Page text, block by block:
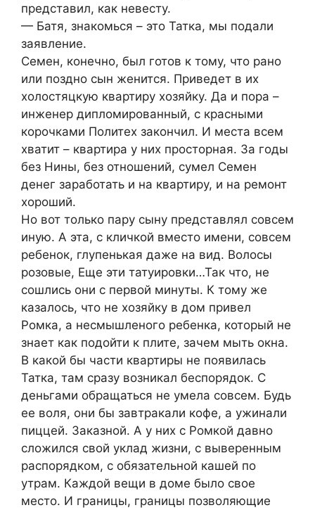
представил, как невесту.
— Батя, знакомься – это Татка, мы подали
заявление.
Семен, конечно, был готов к тому, что рано
или поздно сын женится. Приведет в их
холостяцкую квартиру хозяйку. Да и пора –
инженер дипломированный, с красными
корочками Политех закончил. И места всем
хватит – квартира у них просторная. За годы
без Нины, без отношений, сумел Семен
денег заработать и на квартиру, и на ремонт
хороший.
Но вот только пару сыну представлял совсем
иную. А эта, с кличкой вместо имени, совсем
ребенок, глупенькая даже на вид. Волосы
розовые, Еще эти татуировки…Так что, не
сошлись они с первой минуты. К тому же
казалось, что не хозяйку в дом привел
Ромка, а несмышленого ребенка, который не
знает как подойти к плите, зачем мыть окна.
В какой бы части квартиры не появилась
Татка, там сразу возникал беспорядок. С
деньгами обращаться не умела совсем. Будь
ее воля, они бы завтракали кофе, а ужинали
пиццей. Заказной. А у них с Ромкой давно
сложился свой уклад жизни, с выверенным
распорядком, с обязательной кашей по
утрам. Каждой вещи в доме было свое
место. И границы, границы позволяющие